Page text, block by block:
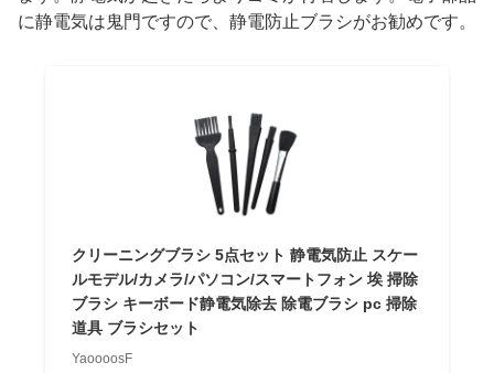
に静電気は鬼門ですので、静電防止ブラシがお勧めです。
クリーニングブラシ 5点セット 静電気防止 スケー
ルモデル/カメラ/パソコン/スマートフォン 埃 掃除
ブラシ キーボード静電気除去 除電ブラシ pc 掃除
道具 ブラシセット
YaoooosF